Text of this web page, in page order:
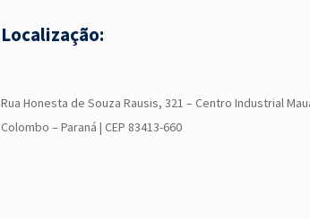
Localização:
Rua Honesta de Souza Rausis, 321 – Centro Industrial
Colombo – Paraná | CEP 83413-660